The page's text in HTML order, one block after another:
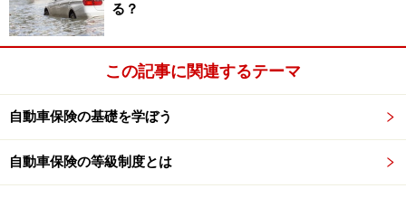
る？
この記事に関連するテーマ
自動車保険の基礎を学ぼう
自動車保険の等級制度とは